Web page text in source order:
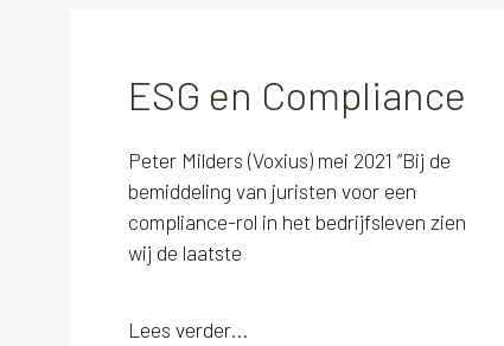
ESG en Compliance
Peter Milders (Voxius) mei 2021 ”Bij de
bemiddeling van juristen voor een
compliance-rol in het bedrijfsleven zien
wij de laatste
Lees verder...